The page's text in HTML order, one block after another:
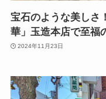
宝石のような美しさ
華」玉造本店で至福
2024年11月23日